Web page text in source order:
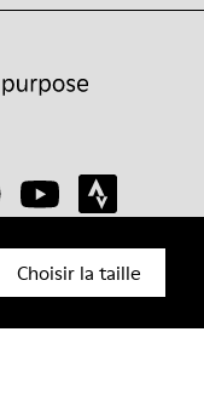
Choisir la taille